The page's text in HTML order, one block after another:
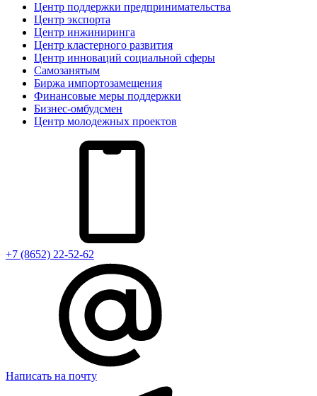
Центр поддержки предпринимательства
Центр экспорта
Центр инжиниринга
Центр кластерного развития
Центр инноваций социальной сферы
Cамозанятым
Биржа импортозамещения
Финансовые меры поддержки
Бизнес-омбудсмен
Центр молодежных проектов
+7 (8652) 22-52-62
Написать на почту